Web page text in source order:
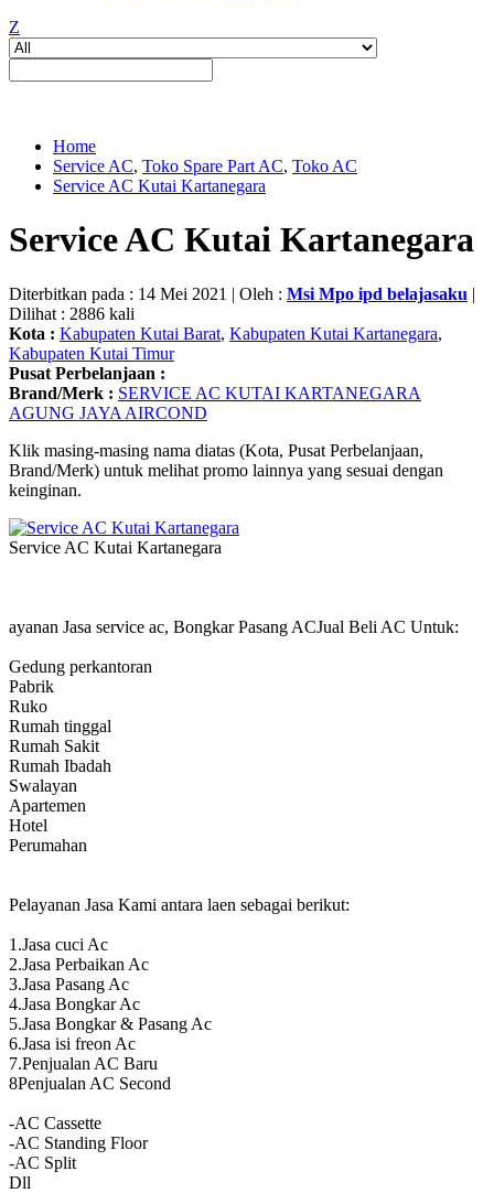
Z
Home
Service AC, Toko Spare Part AC, Toko AC
Service AC Kutai Kartanegara
Service AC Kutai Kartanegara
Diterbitkan pada : 14 Mei 2021 | Oleh : Msi Mpo ipd belajasaku |
Dilihat : 2886 kali
Kota : Kabupaten Kutai Barat, Kabupaten Kutai Kartanegara,
Kabupaten Kutai Timur
Pusat Perbelanjaan :
Brand/Merk : SERVICE AC KUTAI KARTANEGARA
AGUNG JAYA AIRCOND
Klik masing-masing nama diatas (Kota, Pusat Perbelanjaan,
Brand/Merk) untuk melihat promo lainnya yang sesuai dengan
keinginan.
Service AC Kutai Kartanegara
ayanan Jasa service ac, Bongkar Pasang ACJual Beli AC Untuk:
Gedung perkantoran
Pabrik
Ruko
Rumah tinggal
Rumah Sakit
Rumah Ibadah
Swalayan
Apartemen
Hotel
Perumahan
Pelayanan Jasa Kami antara laen sebagai berikut:
1.Jasa cuci Ac
2.Jasa Perbaikan Ac
3.Jasa Pasang Ac
4.Jasa Bongkar Ac
5.Jasa Bongkar & Pasang Ac
6.Jasa isi freon Ac
7.Penjualan AC Baru
8Penjualan AC Second
-AC Cassette
-AC Standing Floor
-AC Split
Dll